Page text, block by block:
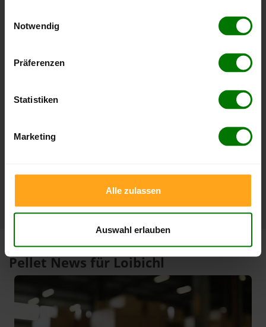
Notwendig
Präferenzen
Statistiken
Marketing
Alle zulassen
Auswahl erlauben
Tiefststand
4 Wochen
412,00 €
07.08.2026
397,00 €
08.05.2026
07.08.2026 07.08.2025
Pellet News für Loibichl